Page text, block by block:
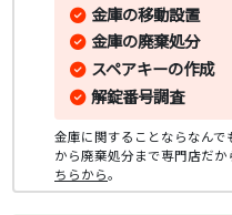
金庫の移動設置
金庫の廃棄処分
スペアキーの作成
解錠番号調査
金庫に関することならなん
から廃棄処分まで専門店だか
ちらから。